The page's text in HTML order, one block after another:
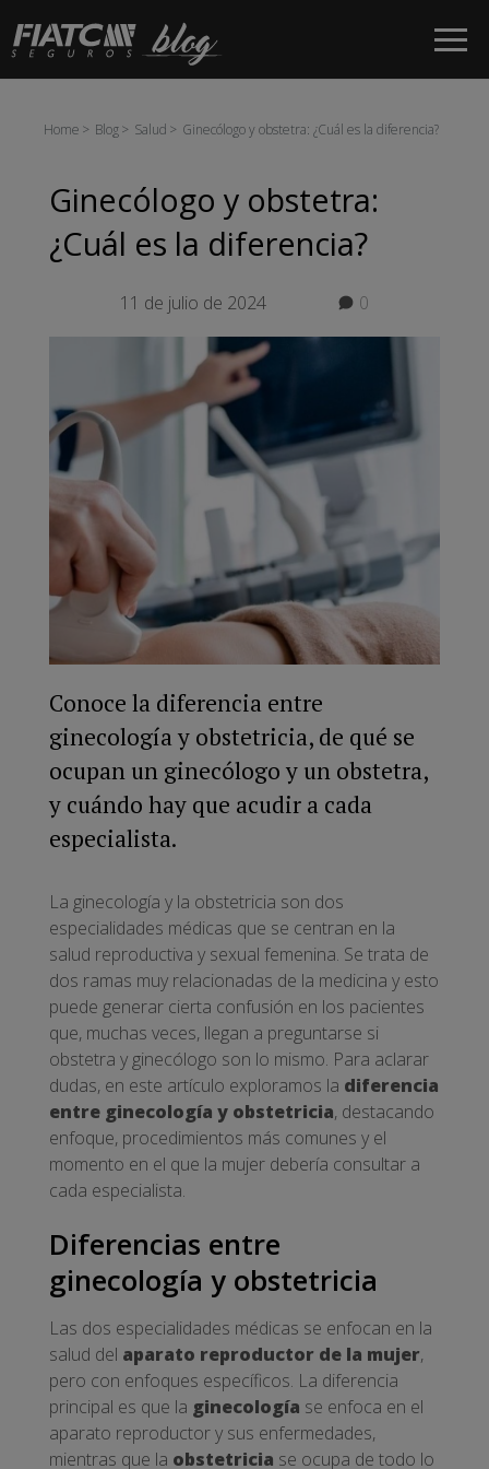
Saltar al contenido principal
Home Blog Salud Ginecólogo y obstetra: ¿Cuál es la diferencia?
Ginecólogo y obstetra:
¿Cuál es la diferencia?
11 de julio de 2024 0
Conoce la diferencia entre
ginecología y obstetricia, de qué se
ocupan un ginecólogo y un obstetra,
y cuándo hay que acudir a cada
especialista.
La ginecología y la obstetricia son dos
especialidades médicas que se centran en la
salud reproductiva y sexual femenina. Se trata de
dos ramas muy relacionadas de la medicina y esto
puede generar cierta confusión en los pacientes
que, muchas veces, llegan a preguntarse si
obstetra y ginecólogo son lo mismo. Para aclarar
dudas, en este artículo exploramos la diferencia
entre ginecología y obstetricia, destacando
enfoque, procedimientos más comunes y el
momento en el que la mujer debería consultar a
cada especialista.
Diferencias entre
ginecología y obstetricia
Las dos especialidades médicas se enfocan en la
salud del aparato reproductor de la mujer,
pero con enfoques específicos. La diferencia
principal es que la ginecología se enfoca en el
aparato reproductor y sus enfermedades,
mientras que la obstetricia se ocupa de todo lo